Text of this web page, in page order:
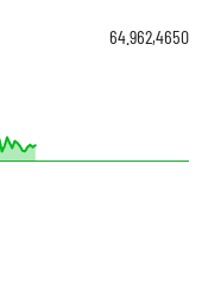
64.962,4650